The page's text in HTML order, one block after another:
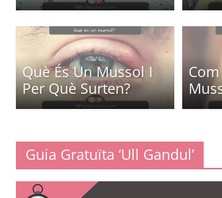
Què És Un Mussol I
Per Què Surten?
Guia Gratuïta ‘Ull Gandul’